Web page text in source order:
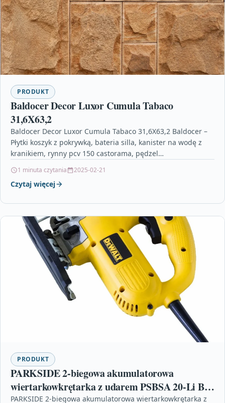
PRODUKT
Baldocer Decor Luxor Cumula Tabaco
31,6X63,2
Baldocer Decor Luxor Cumula Tabaco 31,6X63,2 Baldocer –
Płytki koszyk z pokrywką, bateria silla, kanister na wodę z
kranikiem, rynny pcv 150 castorama, pędzel…
1 minuta czytania 2025-02-21
Czytaj więcej
PRODUKT
PARKSIDE 2-biegowa akumulatorowa
wiertarkowkrętarka z udarem PSBSA 20-Li B2
PARKSIDE 2-biegowa akumulatorowa wiertarkowkrętarka z